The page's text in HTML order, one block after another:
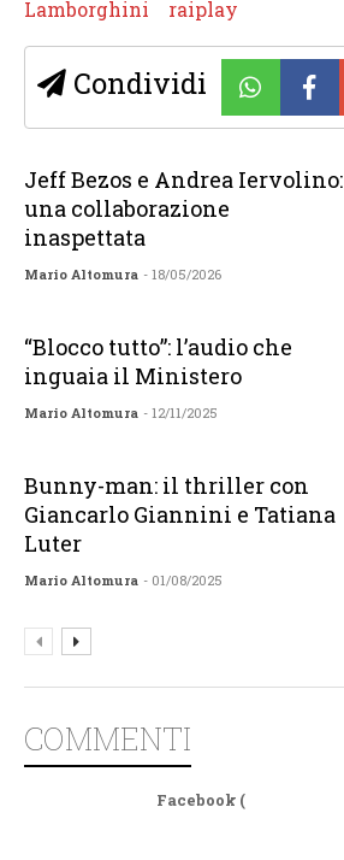
Lamborghini raiplay
Condividi
Jeff Bezos e Andrea Iervolino:
una collaborazione
inaspettata
Mario Altomura - 18/05/2026
“Blocco tutto”: l’audio che
inguaia il Ministero
Mario Altomura - 12/11/2025
Bunny-man: il thriller con
Giancarlo Giannini e Tatiana
Luter
Mario Altomura - 01/08/2025
COMMENTI
Facebook (